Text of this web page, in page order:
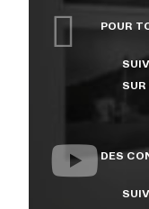
POUR
SUR
DES